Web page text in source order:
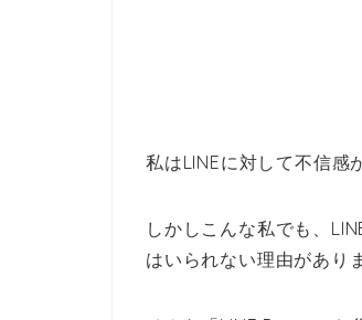
私はLINEに対して不信感
しかしこんな私でも、
はいられない理由があり